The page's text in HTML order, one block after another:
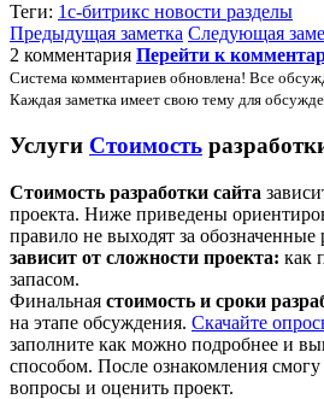
Теги: 1с-битрикс новости разделы
Предыдущая заметка Следующая
2 комментария Перейти к
Система комментариев обновлена! Все
Каждая заметка имеет свою тему для
Услуги Стоимость
Стоимость разработки сайта
проекта. Ниже приведены
правило не выходят за обозначенные
зависит от сложности проекта: как
запасом.
Финальная стоимость и сроки
на этапе обсуждения. Скачайте
заполните как можно подробнее и
способом. После ознакомления
вопросы и оценить проект.